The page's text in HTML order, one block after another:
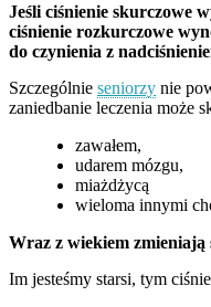
Jeśli ciśnienie skurczowe
ciśnienie rozkurczowe
do czynienia z
Szczególnie seniorzy nie
zaniedbanie leczenia może
zawałem,
udarem mózgu,
miażdżycą
wieloma innymi
Wraz z wiekiem zmieniają
Im jesteśmy starsi, tym